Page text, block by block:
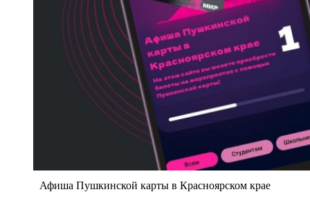
Афиша Пушкинской карты в Красноярском крае